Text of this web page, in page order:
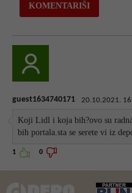
guest1634740171 20.10.2021.
Koji Lidl i koja bih?ovo su
bih portala.sta se serete vi iz
1 0